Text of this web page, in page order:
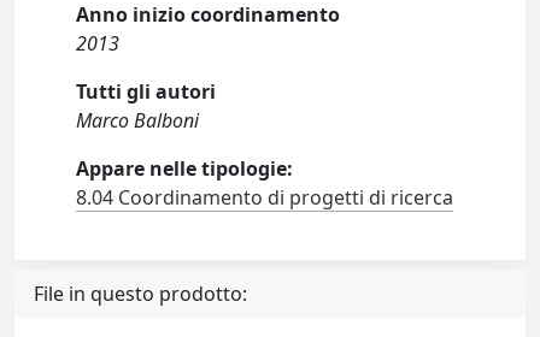
Anno inizio coordinamento
2013
Tutti gli autori
Marco Balboni
Appare nelle tipologie:
8.04 Coordinamento di progetti di ricerca
File in questo prodotto: